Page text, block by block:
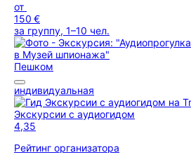
от
150 €
за группу, 1–10 чел.
Пешком
индивидуальная
Экскурсии с аудиогидом
4,35
Рейтинг организатора